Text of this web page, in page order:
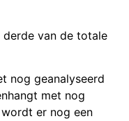
van de totale
nog geanalyseerd
met nog
er nog een